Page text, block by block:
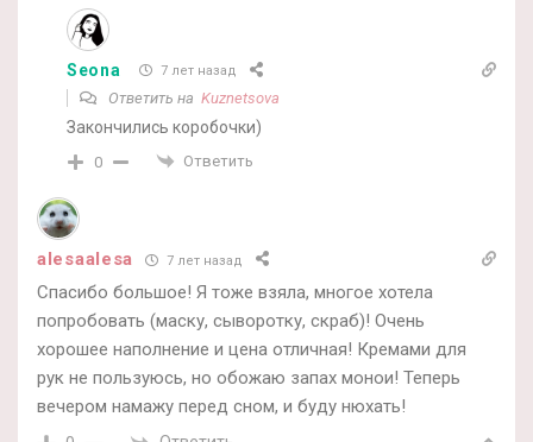
Seona 7 лет назад
Ответить на Kuznetsova
Закончились коробочки)
0 Ответить
alesaalesa 7 лет назад
Спасибо большое! Я тоже взяла, многое хотела
попробовать (маску, сыворотку, скраб)! Очень
хорошее наполнение и цена отличная! Кремами для
рук не пользуюсь, но обожаю запах монои! Теперь
вечером намажу перед сном, и буду нюхать!